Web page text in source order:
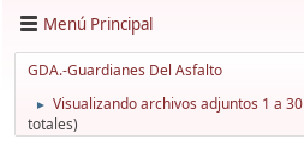
Menú Principal
GDA.-Guardianes Del Asfalto
► Visualizando archivos adjuntos 1 a 30
totales)